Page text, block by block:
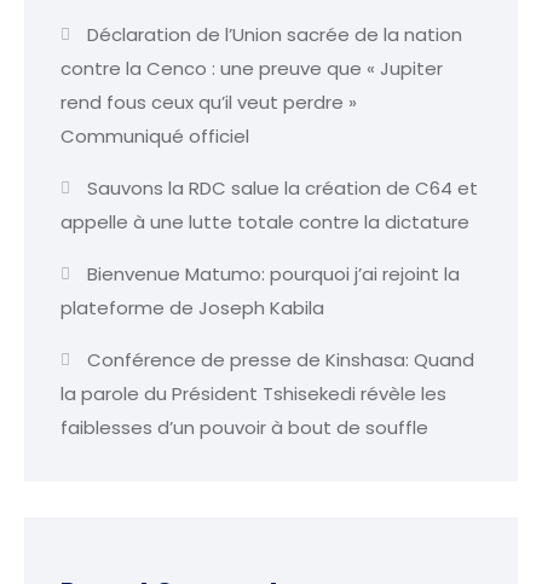
Déclaration de l’Union sacrée de la nation
contre la Cenco : une preuve que « Jupiter
rend fous ceux qu’il veut perdre »
Communiqué officiel
Sauvons la RDC salue la création de C64 et
appelle à une lutte totale contre la dictature
Bienvenue Matumo: pourquoi j’ai rejoint la
plateforme de Joseph Kabila
Conférence de presse de Kinshasa: Quand
la parole du Président Tshisekedi révèle les
faiblesses d’un pouvoir à bout de souffle